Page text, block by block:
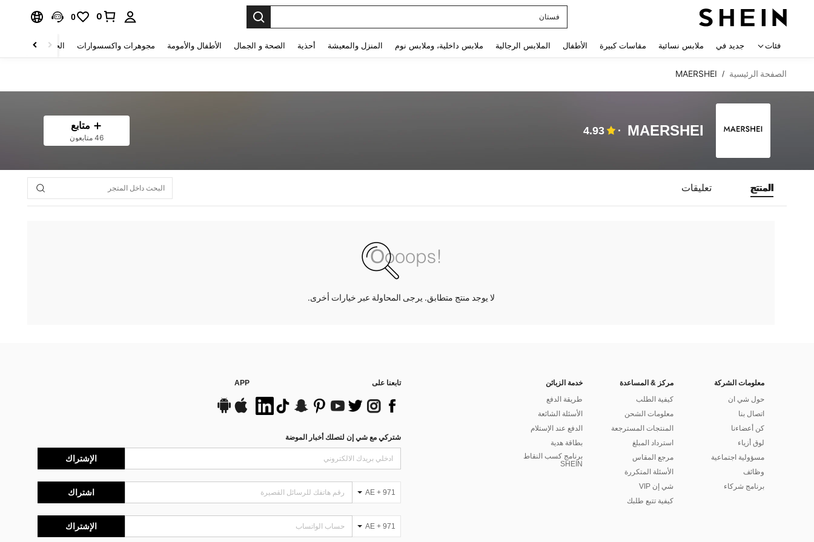
فستان
0
0
فئات جديد في ملابس نسائية مقاسات كبيرة الأطفال الملابس الرجالية ملابس داخلية، وملابس نوم المنزل والمعيشة أحذية الصحة و الجمال الأطفال والأمومة مجوهرات واكسسوارات الحقائب والأمتعة
الصفحة الرئيسية /
MAERSHEI
MAERSHEI
4.93 متابع
46 متابعون
المنتج تعليقات
لا يوجد منتج متطابق. يرجى المحاولة عبر خيارات أخرى.
معلومات الشركة
حول شي ان
اتصال بنا
كن أعضاءنا
لوق أزياء
مسؤولية اجتماعية
وظائف
برنامج شركاء
مركز & المساعدة
كيفية الطلب
معلومات الشحن
المنتجات المسترجعة
استرداد المبلغ
مرجع المقاس
الأسئلة المتكررة
شي إن VIP
كيفية تتبع طلبك
خدمة الزبائن
طريقة الدفع
الأسئلة الشائعة
الدفع عند الإستلام
بطاقة هدية
برنامج كسب النقاط
SHEIN
تابعنا على APP
شتركي مع شي إن لتصلك أخبار الموضة
الإشتراك
AE + 971 اشتراك
AE + 971 الإشتراك